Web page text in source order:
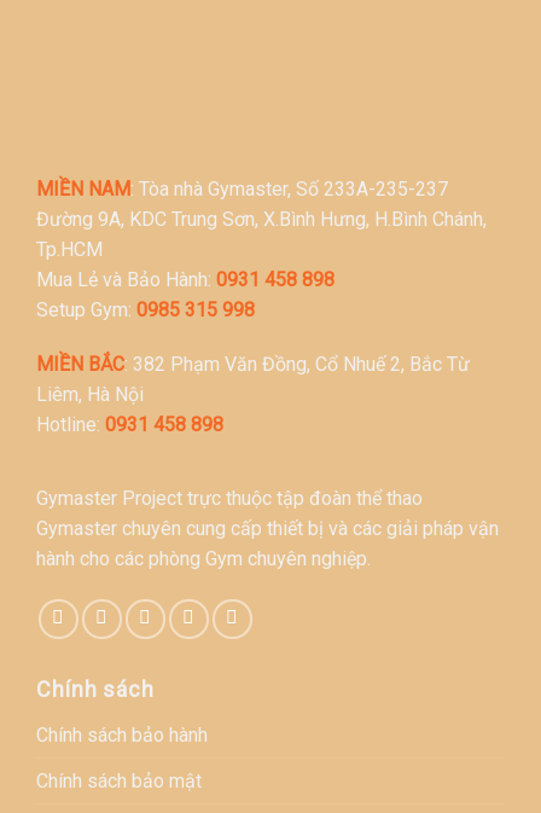
MIỀN NAM: Tòa nhà Gymaster, Số 233A-235-237
Đường 9A, KDC Trung Sơn, X.Bình Hưng, H.Bình Chánh,
Tp.HCM
Mua Lẻ và Bảo Hành: 0931 458 898
Setup Gym: 0985 315 998
MIỀN BẮC: 382 Phạm Văn Đồng, Cổ Nhuế 2, Bắc Từ
Liêm, Hà Nội
Hotline: 0931 458 898
Gymaster Project trực thuộc tập đoàn thể thao
Gymaster chuyên cung cấp thiết bị và các giải pháp vận
hành cho các phòng Gym chuyên nghiệp.
Chính sách
Chính sách bảo hành
Chính sách bảo mật